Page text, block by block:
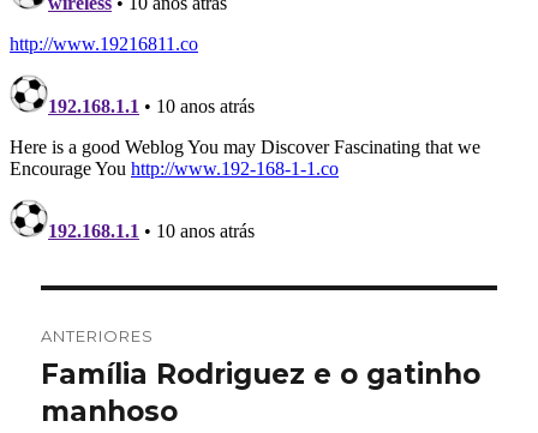
de
Post
ANTERIORES
Post
anterior:
Família Rodriguez e o gatinho
manhoso